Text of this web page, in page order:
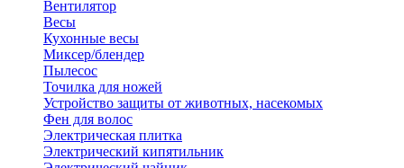
Вентилятор
Весы
Кухонные весы
Миксер/блендер
Пылесос
Точилка для ножей
Устройство защиты от животных, насекомых
Фен для волос
Электрическая плитка
Электрический кипятильник